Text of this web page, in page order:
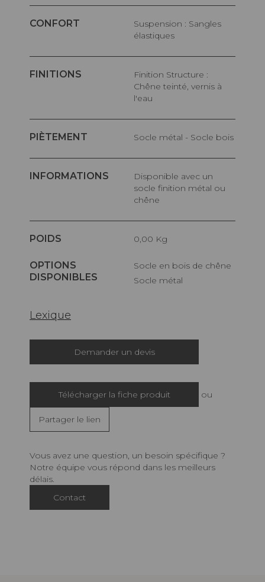
CONFORT
Suspension : Sangles
élastiques
FINITIONS
Finition Structure :
Chêne teinté, vernis à
l'eau
PIÈTEMENT Socle métal - Socle bois
INFORMATIONS
Disponible avec un
socle finition métal ou
chêne
POIDS 0,00 Kg
OPTIONS
DISPONIBLES
Socle en bois de chêne
Socle métal
Lexique
Demander un devis
Télécharger la fiche produit ou
Partager le lien
Vous avez une question, un besoin spécifique ?
Notre équipe vous répond dans les meilleurs
délais.
Contact